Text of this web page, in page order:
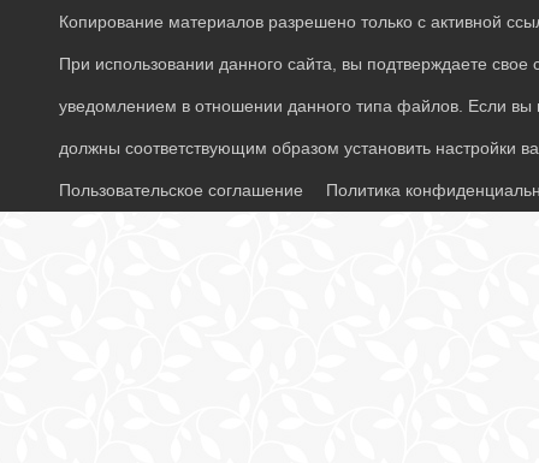
Копирование материалов разрешено только с активной
При использовании данного сайта, вы подтверждаете
уведомлением в отношении данного типа файлов. Если
должны соответствующим образом установить настройки
Пользовательское соглашение Политика